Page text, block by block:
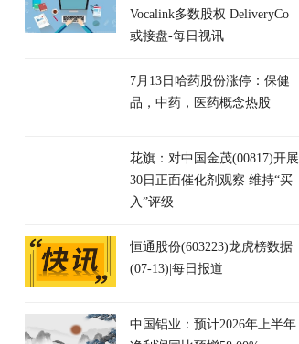
Vocalink多数股权 DeliveryCo
或接盘-每日视讯
7月13日哈药股份涨停：保健
品，中药，医药概念热股
花旗：对中国金茂(00817)开展
30日正面催化剂观察 维持“买
入”评级
恒通股份(603223)龙虎榜数据
(07-13)|每日报道
中国铝业：预计2026年上半年